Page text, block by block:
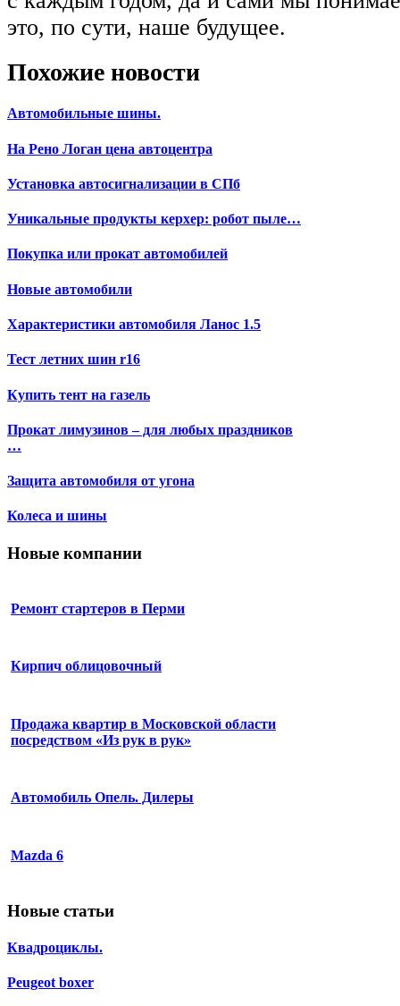
это, по сути, наше будущее.
Похожие новости
Автомобильные шины.
На Рено Логан цена автоцентра
Установка автосигнализации в СПб
Уникальные продукты керхер: робот пыле…
Покупка или прокат автомобилей
Новые автомобили
Характеристики автомобиля Ланос 1.5
Тест летних шин r16
Купить тент на газель
Прокат лимузинов – для любых праздников
…
Защита автомобиля от угона
Колеса и шины
Новые компании
Ремонт стартеров в Перми
Кирпич облицовочный
Продажа квартир в Московской области
посредством «Из рук в рук»
Автомобиль Опель. Дилеры
Mazda 6
Новые статьи
Квадроциклы.
Peugeot boxer